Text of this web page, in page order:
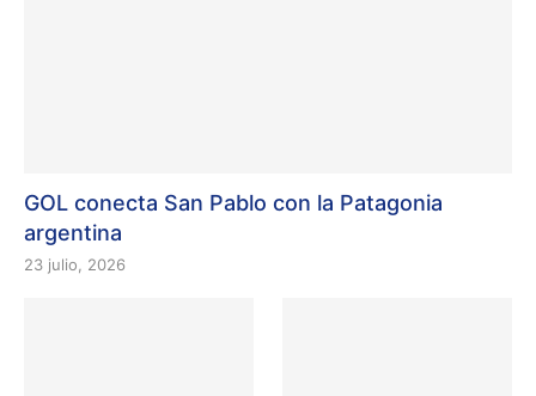
GOL conecta San Pablo con la Patagonia
argentina
23 julio, 2026